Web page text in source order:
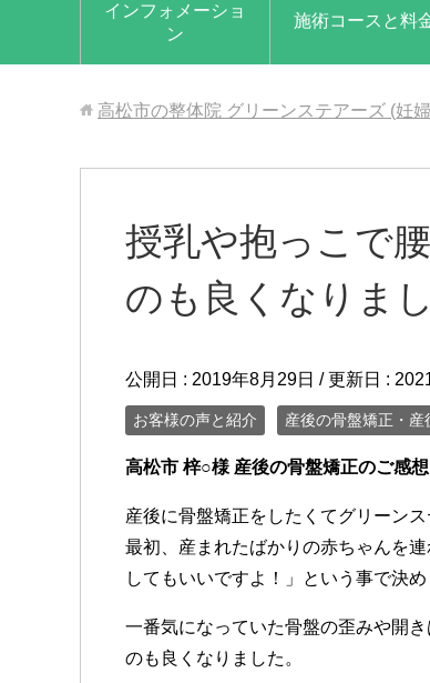
インフォメーショ
ン
施術コースと料
高松市の整体院 グリーンステアーズ (妊
授乳や抱っこで
のも良くなりまし
公開日 : 2019年8月29日 / 更新日 :
お客様の声と紹介 産後の骨盤矯正・産
高松市 梓○様 産後の骨盤矯正のご感想
産後に骨盤矯正をしたくてグリーンス
最初、産まれたばかりの赤ちゃんを
してもいいですよ！」という事で決め
一番気になっていた骨盤の歪みや開
のも良くなりました。